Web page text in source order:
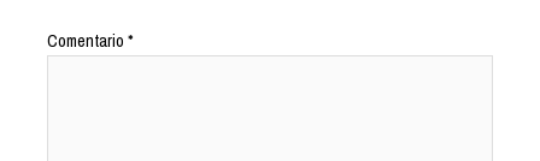
Comentario*